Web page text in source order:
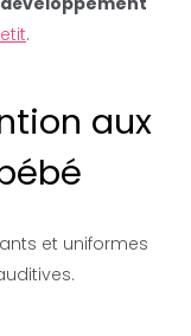
.
aux
et uniformes